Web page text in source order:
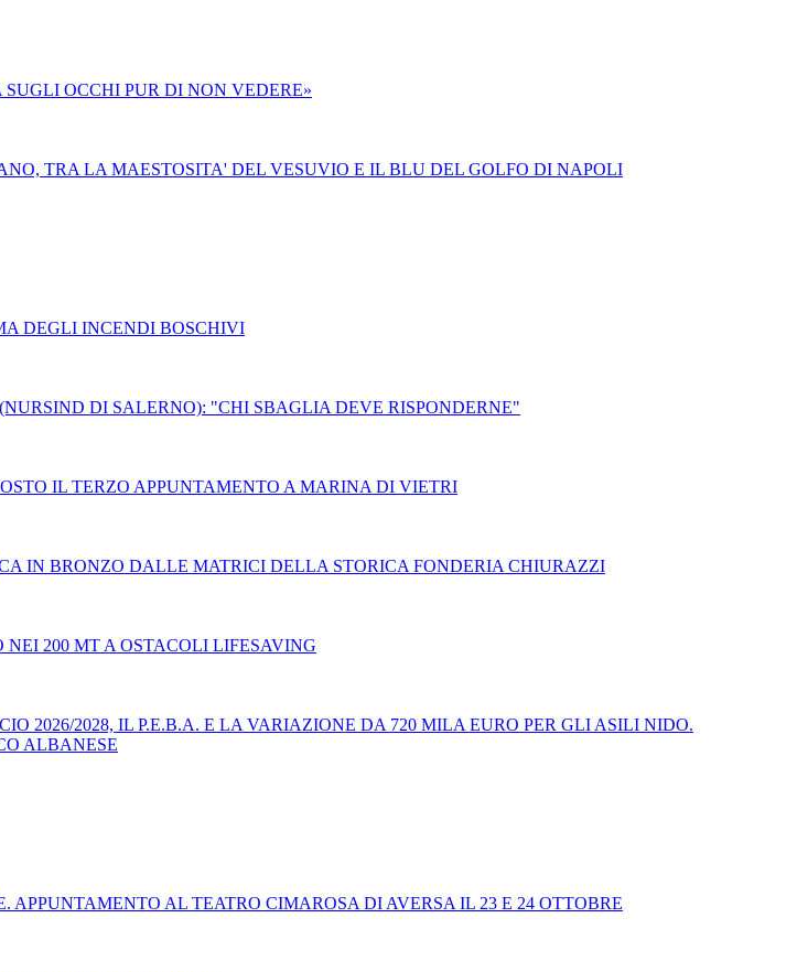
OCCHI PUR DI NON VEDERE»
TRA LA MAESTOSITA' DEL VESUVIO E IL BLU DEL GOLFO DI NAPOLI
DEGLI INCENDI BOSCHIVI
DI SALERNO): "CHI SBAGLIA DEVE RISPONDERNE"
IL TERZO APPUNTAMENTO A MARINA DI VIETRI
IN BRONZO DALLE MATRICI DELLA STORICA FONDERIA CHIURAZZI
200 MT A OSTACOLI LIFESAVING
2026/2028, IL P.E.B.A. E LA VARIAZIONE DA 720 MILA EURO PER GLI ASILI NIDO.
ALBANESE
AL TEATRO CIMAROSA DI AVERSA IL 23 E 24 OTTOBRE